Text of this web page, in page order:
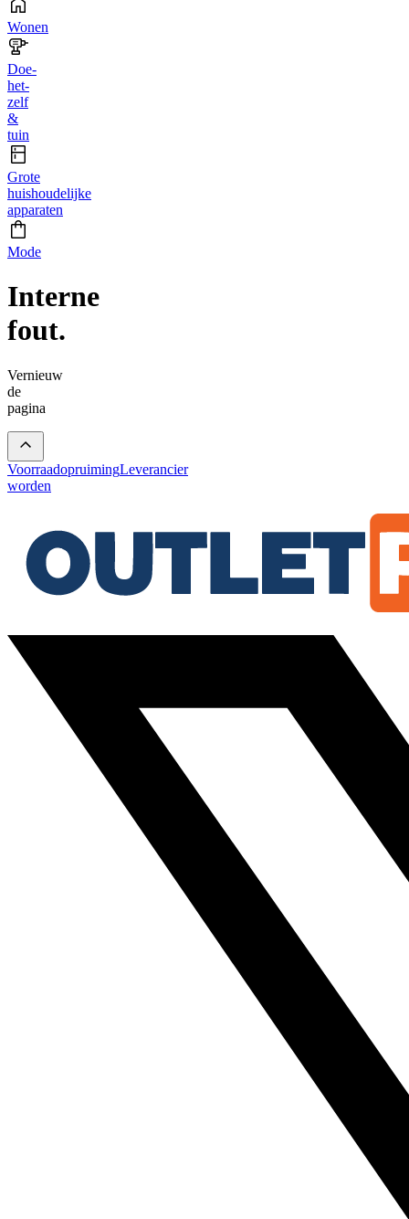
Wonen
Doe-
het-
zelf
&
tuin
Grote
huishoudelijke
apparaten
Mode
Interne
fout.
Vernieuw
de
pagina
VoorraadopruimingLeverancier
worden